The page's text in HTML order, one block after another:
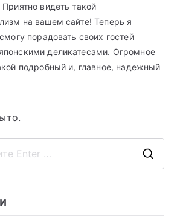
видеть такой
на вашем сайте! Теперь я
порадовать своих гостей
деликатесами. Огромное
подробный и, главное, надежный